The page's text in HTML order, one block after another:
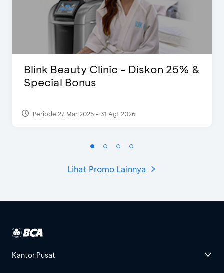
Blink Beauty Clinic - Diskon 25% &
Special Bonus
Periode 27 Mar 2025 - 31 Agt 2026
Lihat Promo Lainnya
Kantor Pusat